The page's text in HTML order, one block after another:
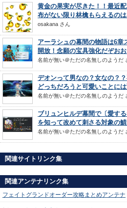
黄金の果実が尽きた！！最近
布がない限り林檎もらえるの
osakana さん
アーラシュの幕間の物語は6章
開放！念願の宝具強化だぞおお
名前が無い＠ただの名無しのようだ
デオンって男なの？女なの？
どっちだろうと可愛いことに
名前が無い＠ただの名無しのようだ
ブリュンヒルデ幕間で〔愛す
を知って改めて刺さる対象の
名前が無い＠ただの名無しのようだ
関連サイトリンク集
関連アンテナリンク集
フェイトグランドオーダー攻略まとめアンテナ